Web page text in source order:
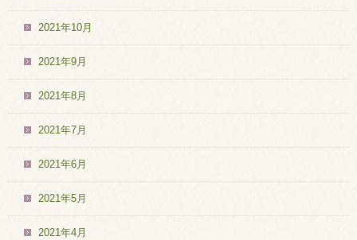
2021年10月
2021年9月
2021年8月
2021年7月
2021年6月
2021年5月
2021年4月